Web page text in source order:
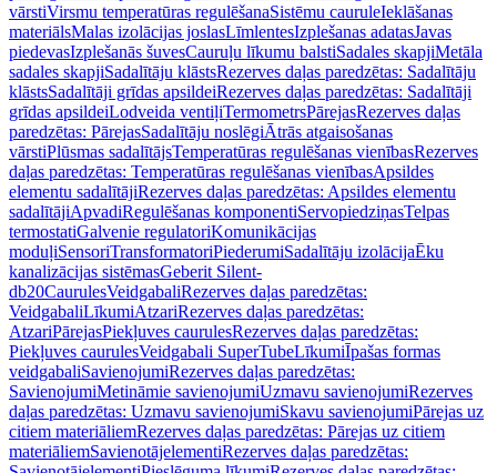
vārstiVirsmu temperatūras regulēšanaSistēmu cauruleIeklāšanas
materiālsMalas izolācijas joslasLīmlentesIzplešanas adatasJavas
piedevasIzplešanās šuvesCauruļu līkumu balstiSadales skapjiMetāla
sadales skapjiSadalītāju klāstsRezerves daļas paredzētas: Sadalītāju
klāstsSadalītāji grīdas apsildeiRezerves daļas paredzētas: Sadalītāji
grīdas apsildeiLodveida ventiļiTermometrsPārejasRezerves daļas
paredzētas: PārejasSadalītāju noslēgiĀtrās atgaisošanas
vārstiPlūsmas sadalītājsTemperatūras regulēšanas vienībasRezerves
daļas paredzētas: Temperatūras regulēšanas vienībasApsildes
elementu sadalītājiRezerves daļas paredzētas: Apsildes elementu
sadalītājiApvadiRegulēšanas komponentiServopiedziņasTelpas
termostatiGalvenie regulatoriKomunikācijas
moduļiSensoriTransformatoriPiederumiSadalītāju izolācijaĒku
kanalizācijas sistēmasGeberit Silent-
db20CaurulesVeidgabaliRezerves daļas paredzētas:
VeidgabaliLīkumiAtzariRezerves daļas paredzētas:
AtzariPārejasPiekļuves caurulesRezerves daļas paredzētas:
Piekļuves caurulesVeidgabali SuperTubeLīkumiĪpašas formas
veidgabaliSavienojumiRezerves daļas paredzētas:
SavienojumiMetināmie savienojumiUzmavu savienojumiRezerves
daļas paredzētas: Uzmavu savienojumiSkavu savienojumiPārejas uz
citiem materiāliemRezerves daļas paredzētas: Pārejas uz citiem
materiāliemSavienotājelementiRezerves daļas paredzētas: